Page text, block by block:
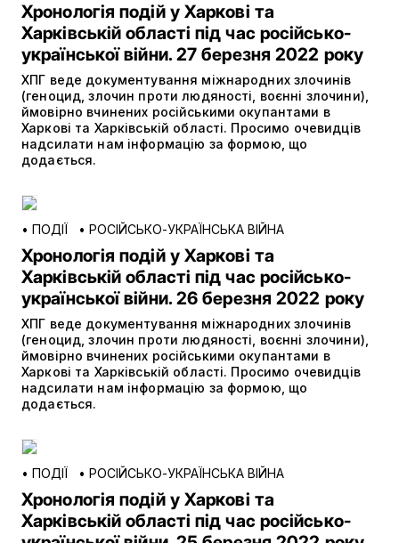
Хронологія подій у Харкові та
Харківській області під час російсько-
української війни. 27 березня 2022 року
ХПГ веде документування міжнародних злочинів
(геноцид, злочин проти людяності, воєнні злочини),
ймовірно вчинених російськими окупантами в
Харкові та Харківській області. Просимо очевидців
надсилати нам інформацію за формою, що
додається.
• ПОДІЇ • РОСІЙСЬКО-УКРАЇНСЬКА ВІЙНА
Хронологія подій у Харкові та
Харківській області під час російсько-
української війни. 26 березня 2022 року
ХПГ веде документування міжнародних злочинів
(геноцид, злочин проти людяності, воєнні злочини),
ймовірно вчинених російськими окупантами в
Харкові та Харківській області. Просимо очевидців
надсилати нам інформацію за формою, що
додається.
• ПОДІЇ • РОСІЙСЬКО-УКРАЇНСЬКА ВІЙНА
Хронологія подій у Харкові та
Харківській області під час російсько-